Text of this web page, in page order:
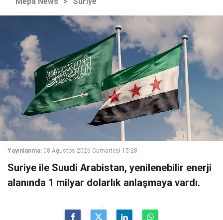
Yayınlanma: 08 Ağustos 2026 Cumartesi 15:28
Suriye ile Suudi Arabistan, yenilenebilir enerji
alanında 1 milyar dolarlık anlaşmaya vardı.